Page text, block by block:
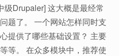
级Drupaler] 这大概是最经常
题了。 一个网站怎样同时支
提供了哪些基础设置？ 主要
等。 在众多模块中，推荐使